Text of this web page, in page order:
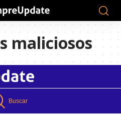
maliciosos
Buscar